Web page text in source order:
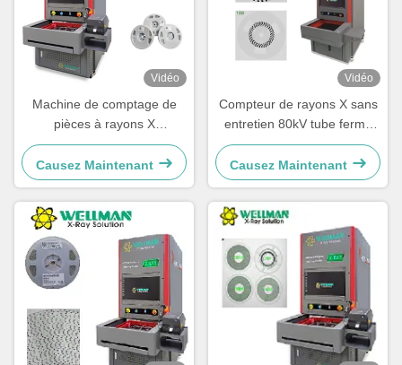
Vidéo
Machine de comptage de
pièces à rayons X
Microfocus 30μm Spot focal
80kV 17" FPD
Causez Maintenant
Vidéo
Compteur de rayons X sans
entretien 80kV tube fermé
de type rayons X
Causez Maintenant